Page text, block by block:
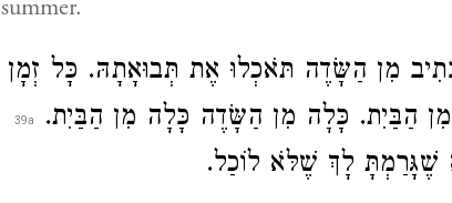
summer.
מִן הַשָּׂדֶה תֹּאכְלוּ אֶת תְּבוּאָתָהּ. כָּל זְמָן
הַבַּיִת. כָּלָה מִן הַשָּׂדֶה כָּלָה מִן הַבַּיִת.
שֶׁגָּרַמְתָּ לָךְ שֶׁלֹּא לוֹכַל.